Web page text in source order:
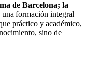
de Barcelona; la
formación integral
práctico y académico,
sino de